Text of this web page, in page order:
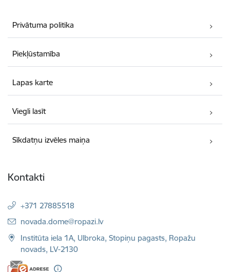
Privātuma politika
Piekļūstamība
Lapas karte
Viegli lasīt
Sīkdatņu izvēles maiņa
Kontakti
+371 27885518
E-pasts:
novada.dome@ropazi.lv
Institūta iela 1A, Ulbroka, Stopiņu pagasts, Ropažu
novads, LV-2130